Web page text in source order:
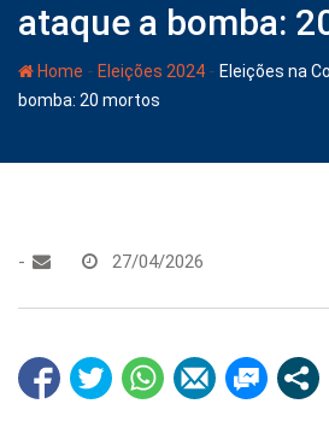
ataque a bomba:
Home - Eleições 2024 - Eleições na
bomba: 20 mortos
- 27/04/2026